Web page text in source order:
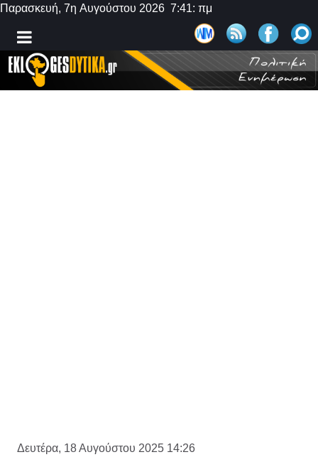
Παρασκευή, 7η Αυγούστου 2026 7:41: πμ
Δευτέρα, 18 Αυγούστου 2025 14:26